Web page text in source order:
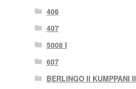
406
407
5008 I
607
BERLINGO II KUMPPANI II